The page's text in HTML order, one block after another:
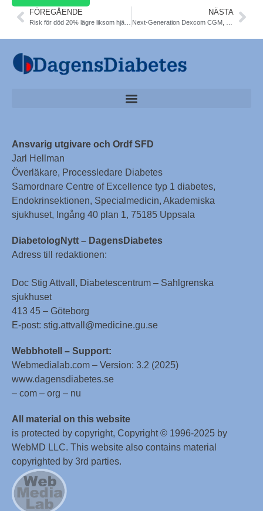
FÖREGÅENDE NÄSTA
Ansvarig utgivare och Ordf SFD
Jarl Hellman
Överläkare, Processledare Diabetes
Samordnare Centre of Excellence typ 1 diabetes,
Endokrinsektionen, Specialmedicin, Akademiska
sjukhuset, Ingång 40 plan 1, 75185 Uppsala
DiabetologNytt – DagensDiabetes
Adress till redaktionen:
Doc Stig Attvall, Diabetescentrum – Sahlgrenska
sjukhuset
413 45 – Göteborg
E-post: stig.attvall@medicine.gu.se
Webbhotell – Support:
Webmedialab.com – Version: 3.2 (2025)
www.dagensdiabetes.se
– com – org – nu
All material on this website
is protected by copyright, Copyright © 1996-2025 by
WebMD LLC. This website also contains material
copyrighted by 3rd parties.